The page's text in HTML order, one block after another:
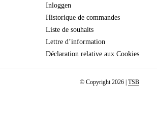
Inloggen
Historique de commandes
Liste de souhaits
Lettre d’information
Déclaration relative aux Cookies
© Copyright 2026 | TSB